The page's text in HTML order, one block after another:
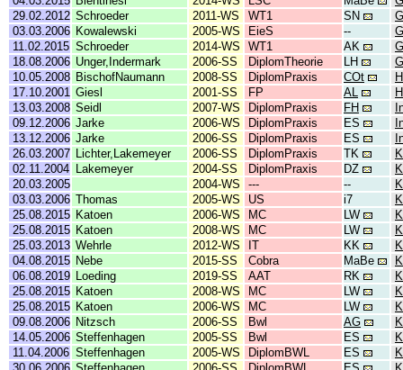
29.02.2012 Schroeder 2011-WS WT1 SN
03.03.2006 Kowalewski 2005-WS EieS --
11.02.2015 Schroeder 2014-WS WT1 AK
18.08.2006 Unger,Indermark 2006-SS DiplomTheorie LH
10.05.2008 BischofNaumann 2008-SS DiplomPraxis COt
17.10.2001 Giesl 2001-SS FP AL
13.03.2008 Seidl 2007-WS DiplomPraxis FH
09.12.2006 Jarke 2006-WS DiplomPraxis ES
13.12.2006 Jarke 2006-SS DiplomPraxis ES
26.03.2007
Lichter,Lakemeyer 2006-SS DiplomPraxis TK
02.11.2004
Lakemeyer 2004-SS DiplomPraxis DZ
20.03.2005
2004-WS --- --
03.03.2006 Thomas 2005-WS US i7
25.08.2015 Katoen 2006-WS MC LW
25.08.2015 Katoen 2008-WS MC LW
25.03.2013 Wehrle 2012-WS IT KK
04.08.2015 Nebe 2015-SS Cobra MaBe
06.08.2019
Loeding 2019-SS AAT RK
25.08.2015 Katoen 2008-WS MC LW
25.08.2015 Katoen 2006-WS MC LW
09.08.2006 Nitzsch 2006-SS Bwl AG
14.05.2006 Steffenhagen 2005-SS Bwl ES
11.04.2006 Steffenhagen 2005-WS DiplomBWL ES